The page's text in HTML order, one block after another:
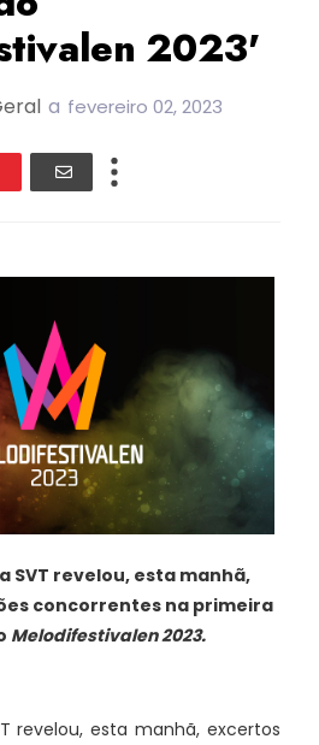
2023'
a fevereiro 02, 2023
SVT revelou, esta manhã,
concorrentes na primeira
Melodifestivalen 2023.
revelou, esta manhã, excertos